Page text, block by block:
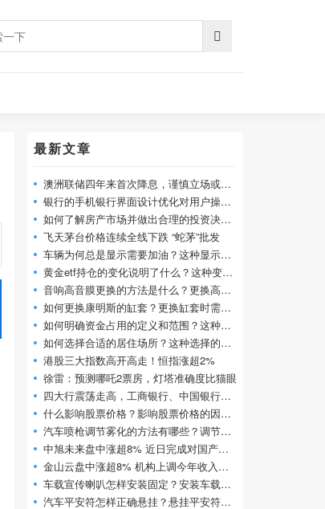
最新文章
澳洲联储四年来首次降息，谨慎立场或限制
银行的手机银行界面设计优化对用户操作便
如何了解房产市场并做出合理的投资决策？
飞天茅台价格连续全线下跌 “蛇茅”批发
车辆为何总是显示需要加油？这种显示可能
黄金etf持仓的变化说明了什么？这种变化对
音响高音膜更换的方法是什么？更换高音膜
如何更换康明斯的缸套？更换缸套时需要注
如何明确资金占用的定义和范围？这种定义
如何选择合适的居住场所？这种选择的标准
港股三大指数高开高走！恒指涨超2%
徐雷：预测哪吒2票房，灯塔准确度比猫眼
四大行震荡走高，工商银行、中国银行、建
什么影响股票价格？影响股票价格的因素如
汽车喷枪调节雾化的方法有哪些？调节汽车
中旭未来盘中涨超8% 近日完成对国产开源大
金山云盘中涨超8% 机构上调今年收入及利润
车载宣传喇叭怎样安装固定？安装车载宣传
汽车平安符怎样正确悬挂？悬挂平安符有什